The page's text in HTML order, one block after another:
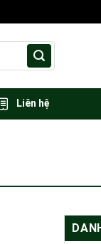
Liên hệ